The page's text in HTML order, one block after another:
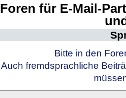
Foren für E-Mail-
Bitte in den
Auch fremdsprachliche